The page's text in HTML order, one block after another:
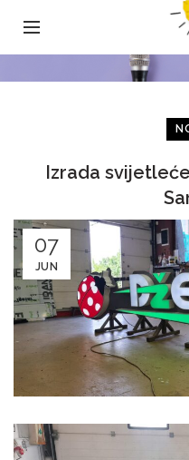
Izrada
07
JUN